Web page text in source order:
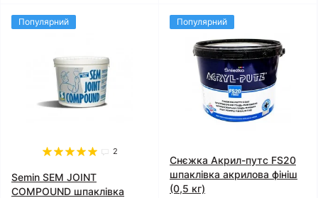
Популярний
2
Semin SEM JOINT
COMPOUND шпаклівка
Популярний
Снєжка Акрил-путс FS20
шпаклівка акрилова фініш
(0,5 кг)